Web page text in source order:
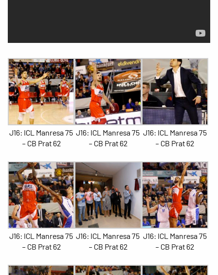
J16: ICL Manresa 75
– CB Prat 62
J16: ICL Manresa 75
– CB Prat 62
J16: ICL Manresa 75
– CB Prat 62
J16: ICL Manresa 75
– CB Prat 62
J16: ICL Manresa 75
– CB Prat 62
J16: ICL Manresa 75
– CB Prat 62